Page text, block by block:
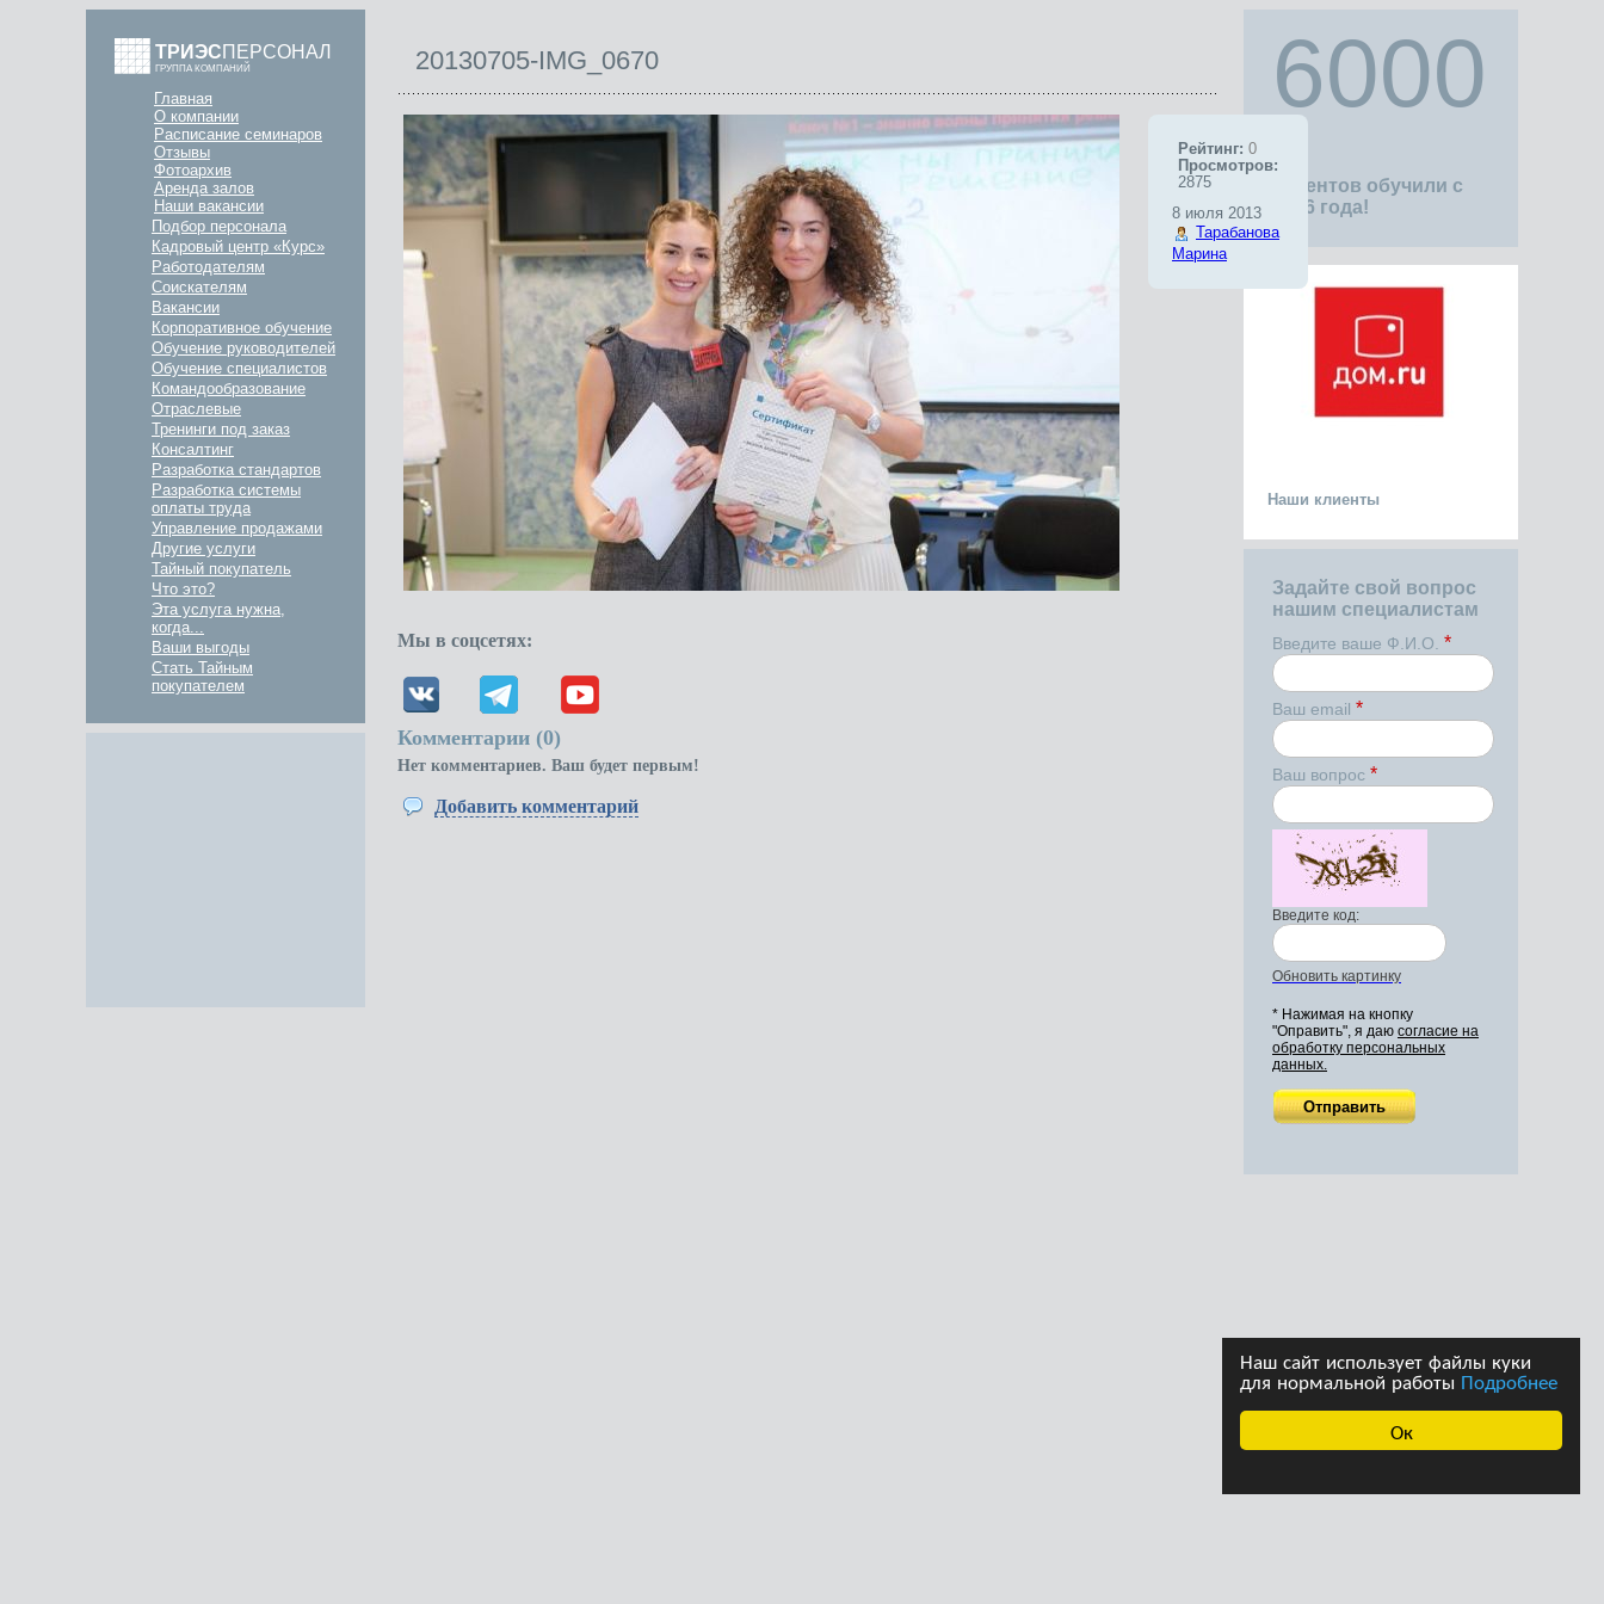
Ок
Наш сайт использует файлы куки
для нормальной работы Подробнее
ТРИЭСПЕРСОНАЛ
ГРУППА КОМПАНИЙ
Главная
О компании
Расписание семинаров
Отзывы
Фотоархив
Аренда залов
Наши вакансии
Подбор персонала
Кадровый центр «Курс»
Работодателям
Соискателям
Вакансии
Корпоративное обучение
Обучение руководителей
Обучение специалистов
Командообразование
Отраслевые
Тренинги под заказ
Консалтинг
Разработка стандартов
Разработка системы
оплаты труда
Управление продажами
Другие услуги
Тайный покупатель
Что это?
Эта услуга нужна,
когда...
Ваши выгоды
Стать Тайным
покупателем
6000
клиентов обучили с
1996 года!
Наши клиенты
Задайте свой вопрос
нашим специалистам
Введите ваше Ф.И.О. *
Ваш email *
Ваш вопрос *
Введите код:
Обновить картинку
* Нажимая на кнопку
"Оправить", я даю согласие на
обработку персональных
данных.
20130705-IMG_0670
Рейтинг: 0
Просмотров:
2875
8 июля 2013
Тарабанова
Марина
Мы в соцсетях:
Комментарии (0)
Нет комментариев. Ваш будет первым!
Добавить комментарий